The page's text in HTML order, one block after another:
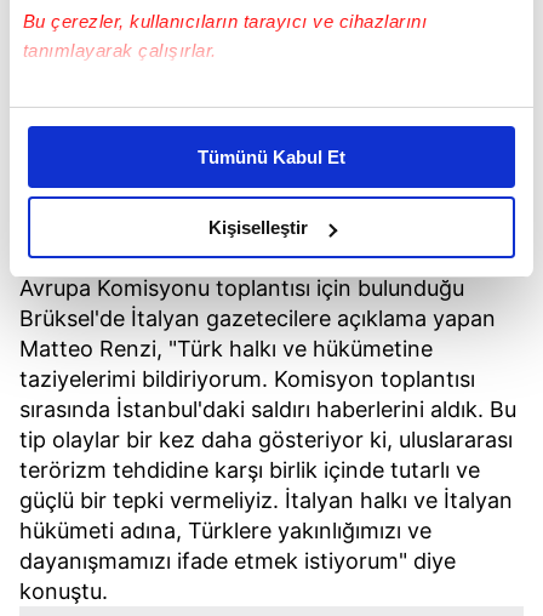
Bu çerezler, kullanıcıların tarayıcı ve cihazlarını
tanımlayarak çalışırlar.
Bu çerezlere izin vermeniz halinde sizlere özel
daha iyi reklam deneyimi yaşatabiliriz. Bunu yaparken
amacımızın size daha iyi bir reklam deneyimi sunmak
olduğunu ve sizlere en iyi içerikleri sunabilmek adına
elimizden gelen çabayı gösterdiğimizi ve bu noktada,
reklamların maliyetlerimizi karşılamak noktasında tek gelir
kalemimiz olduğunu sizlere hatırlatmak isteriz.
Her halükârda, kullanıcılar, bu çerezlere izin vermedikleri
takdirde, kullanıcılara hedefli reklamlar
gösterilmeyecektir."
Sizlere daha iyi bir hizmet sunabilmek için İnternet
Sitemizde kendimize ve üçüncü kişilere ait çerezler
kullanılmaktadır. Bu çerezler vasıtasıyla çeşitli kişisel
verileriniz işlenmekte olup gerekli olan çerezler bilgi
toplumu hizmetlerinin sunulması amacıyla
Tümünü Kabul Et
Kişiselleştir
saldırılarından dolayı Türk halkı ve hükümetine
taziye dileklerini ifade etti.
Avrupa Komisyonu toplantısı için bulunduğu
Brüksel'de İtalyan gazetecilere açıklama yapan
Matteo Renzi, "Türk halkı ve hükümetine
taziyelerimi bildiriyorum. Komisyon toplantısı
sırasında İstanbul'daki saldırı haberlerini aldık. Bu
tip olaylar bir kez daha gösteriyor ki, uluslararası
terörizm tehdidine karşı birlik içinde tutarlı ve
güçlü bir tepki vermeliyiz. İtalyan halkı ve İtalyan
hükümeti adına, Türklere yakınlığımızı ve
dayanışmamızı ifade etmek istiyorum" diye
konuştu.